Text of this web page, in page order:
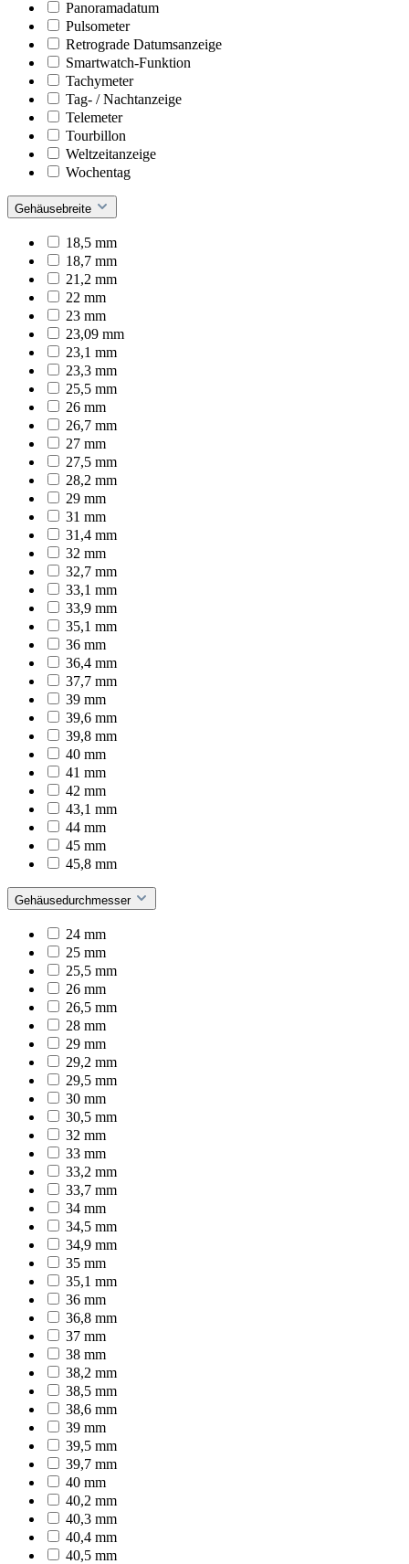
Panoramadatum
Pulsometer
Retrograde Datumsanzeige
Smartwatch-Funktion
Tachymeter
Tag- / Nachtanzeige
Telemeter
Tourbillon
Weltzeitanzeige
Wochentag
Gehäusebreite
18,5 mm
18,7 mm
21,2 mm
22 mm
23 mm
23,09 mm
23,1 mm
23,3 mm
25,5 mm
26 mm
26,7 mm
27 mm
27,5 mm
28,2 mm
29 mm
31 mm
31,4 mm
32 mm
32,7 mm
33,1 mm
33,9 mm
35,1 mm
36 mm
36,4 mm
37,7 mm
39 mm
39,6 mm
39,8 mm
40 mm
41 mm
42 mm
43,1 mm
44 mm
45 mm
45,8 mm
Gehäusedurchmesser
24 mm
25 mm
25,5 mm
26 mm
26,5 mm
28 mm
29 mm
29,2 mm
29,5 mm
30 mm
30,5 mm
32 mm
33 mm
33,2 mm
33,7 mm
34 mm
34,5 mm
34,9 mm
35 mm
35,1 mm
36 mm
36,8 mm
37 mm
38 mm
38,2 mm
38,5 mm
38,6 mm
39 mm
39,5 mm
39,7 mm
40 mm
40,2 mm
40,3 mm
40,4 mm
40,5 mm